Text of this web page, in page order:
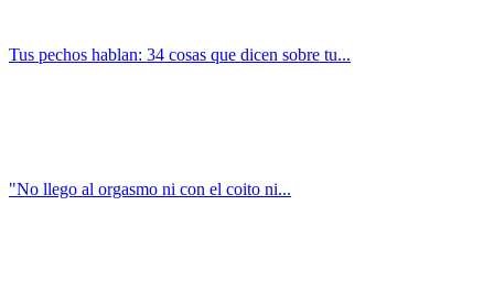
Tus pechos hablan: 34 cosas que dicen sobre tu...
"No llego al orgasmo ni con el coito ni...